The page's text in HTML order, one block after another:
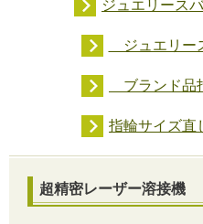
ジュエリース
ジュエリー
ブランド品
指輪サイズ直
超精密レーザー溶接機